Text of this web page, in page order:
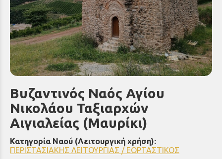
Βυζαντινός Ναός Αγίου
Νικολάου Ταξιαρχών
Αιγιαλείας (Μαυρίκι)
Κατηγορία Ναού (Λειτουργική χρήση):
ΠΕΡΙΣΤΑΣΙΑΚΗΣ ΛΕΙΤΟΥΡΓΙΑΣ / ΕΟΡΤΑΣΤΙΚΟΣ